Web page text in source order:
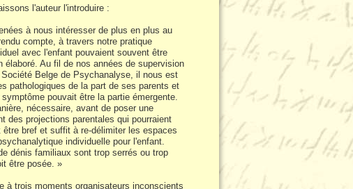
l'auteur l'introduire :
à nous intéresser de plus en plus au
compte, à travers notre pratique
avec l'enfant pouvaient souvent être
Au fil de nos années de supervision
Belge de Psychanalyse, il nous est
pathologiques de la part de ses parents et
pouvait être la partie émergente.
nécessaire, avant de poser une
des projections parentales qui pourraient
bref et suffit à re-délimiter les espaces
individuelle pour l'enfant.
dénis familiaux sont trop serrés ou trop
être posée. »
à trois moments organisateurs inconscients